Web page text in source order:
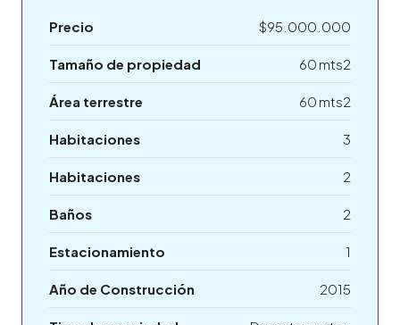
Precio $95.000.000
Tamaño de propiedad 60 mts2
Área terrestre 60 mts2
Habitaciones 3
Habitaciones 2
Baños 2
Estacionamiento 1
Año de Construcción 2015